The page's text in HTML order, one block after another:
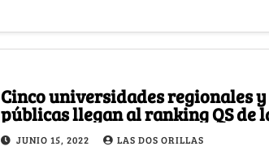
Cinco universidades regionales y
públicas llegan al ranking QS de
mejores del mundo
JUNIO 15, 2022 LAS DOS ORILLAS